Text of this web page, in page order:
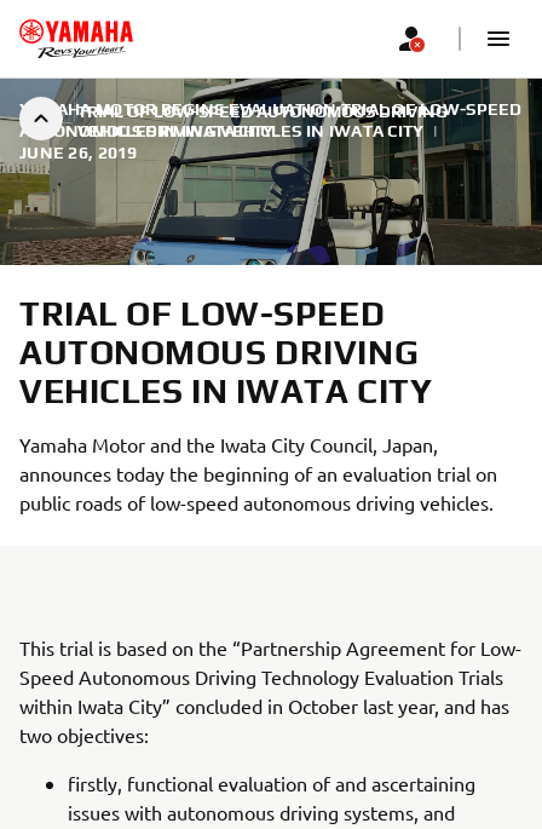
TRIAL OF LOW-SPEED AUTONOMOUS DRIVING
VEHICLES IN IWATA CITY
YAMAHA MOTOR BEGINS EVALUATION TRIAL OF LOW-SPEED
AUTONOMOUS DRIVING VEHICLES IN IWATA CITY |
JUNE 26, 2019
TRIAL OF LOW-SPEED
AUTONOMOUS DRIVING
VEHICLES IN IWATA CITY
Yamaha Motor and the Iwata City Council, Japan,
announces today the beginning of an evaluation trial on
public roads of low-speed autonomous driving vehicles.
This trial is based on the “Partnership Agreement for Low-
Speed Autonomous Driving Technology Evaluation Trials
within Iwata City” concluded in October last year, and has
two objectives:
firstly, functional evaluation of and ascertaining
issues with autonomous driving systems, and